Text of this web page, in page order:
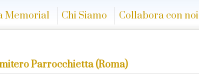
Memorial Chi Siamo Collabora con noi
Parrocchietta (Roma)